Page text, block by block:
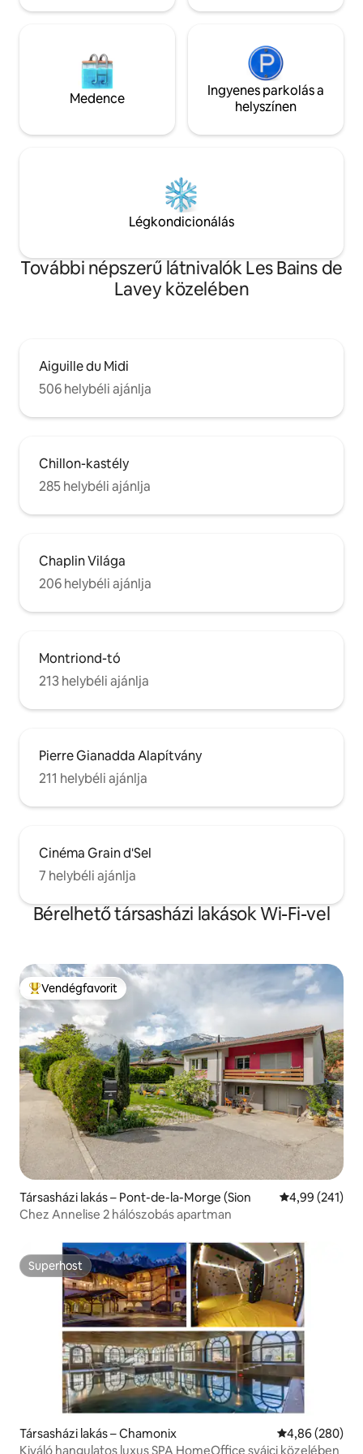
Medence
Ingyenes parkolás a
helyszínen
Légkondicionálás
További népszerű látnivalók Les Bains de
Lavey közelében
Aiguille du Midi
506 helybéli ajánlja
Chillon-kastély
285 helybéli ajánlja
Chaplin Világa
206 helybéli ajánlja
Montriond-tó
213 helybéli ajánlja
Pierre Gianadda Alapítvány
211 helybéli ajánlja
Cinéma Grain d'Sel
7 helybéli ajánlja
Bérelhető társasházi lakások Wi-Fi-vel
Kiemelt vendégfavorit
Vendégfavorit
Társasházi lakás – Pont-de-la-Morge (Sion Átlagos
4,99 (241)
Chez Annelise 2 hálószobás apartman
Superhost
Superhost
Társasházi lakás – Chamonix Átlagos
4,86 (280)
Kiváló hangulatos luxus SPA HomeOffice svájci közelében